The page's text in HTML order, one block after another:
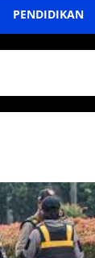
PENDIDIKAN